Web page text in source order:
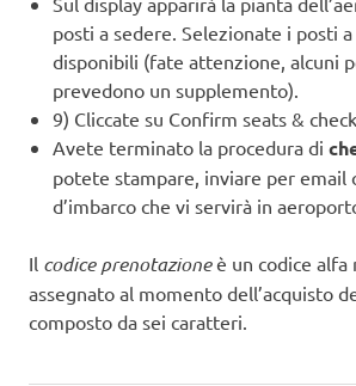
posti a sedere. Selezionate i posti
disponibili (fate attenzione, alcuni
prevedono un supplemento).
9) Cliccate su Confirm seats &
Avete terminato la procedura di
potete stampare, inviare per email
d’imbarco che vi servirà in
Il codice prenotazioneè un codice alfa
assegnato al momento dell’acquisto
composto da sei caratteri.